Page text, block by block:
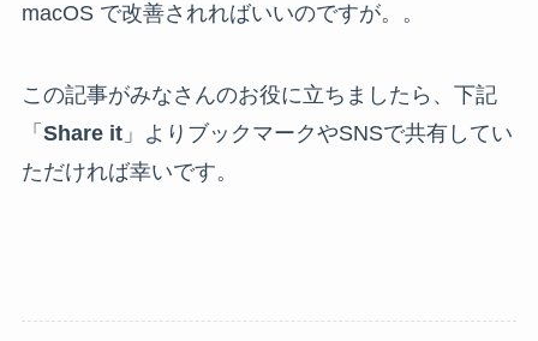
macOS で改善されればいいのですが。。
この記事がみなさんのお役に立ちましたら、下記
「 Share it」よりブックマークやSNSで共有してい
ただければ幸いです。